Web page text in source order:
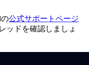
公式サポートページ
ッドを確認しましょ